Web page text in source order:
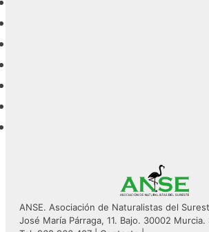
ANSE. Asociación de Naturalistas del
José María Párraga, 11. Bajo. 30002 Murcia.